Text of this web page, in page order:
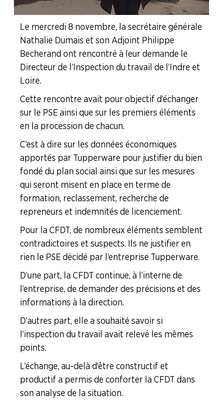
adhérer ?
Le mercredi 8 novembre, la secrétaire générale
Nathalie Dumais et son Adjoint Philippe
Becherand ont rencontré à leur demande le
Directeur de l’Inspection du travail de l’Indre et
Loire.
Cette rencontre avait pour objectif d’échanger
sur le PSE ainsi que sur les premiers éléments
en la procession de chacun.
C’est à dire sur les données économiques
apportés par Tupperware pour justifier du bien
fondé du plan social ainsi que sur les mesures
qui seront misent en place en terme de
formation, reclassement, recherche de
repreneurs et indemnités de licenciement.
Pour la CFDT, de nombreux éléments semblent
contradictoires et suspects. Ils ne justifier en
rien le PSE décidé par l’entreprise Tupperware.
D’une part, la CFDT continue, à l’interne de
l’entreprise, de demander des précisions et des
informations à la direction.
D’autres part, elle a souhaité savoir si
l’inspection du travail avait relevé les mêmes
points.
L’échange, au-delà d’être constructif et
productif a permis de conforter la CFDT dans
son analyse de la situation.